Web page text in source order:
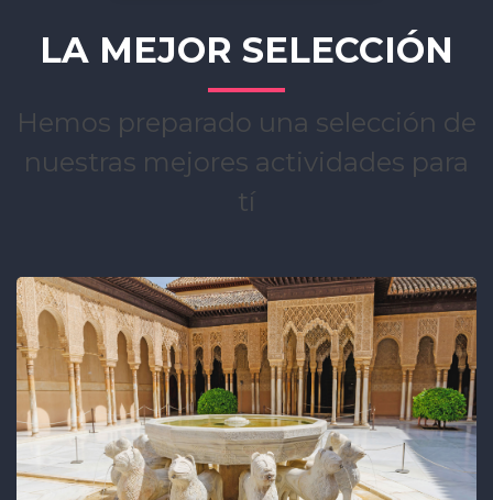
LA MEJOR SELECCIÓN
Hemos preparado una selección de
nuestras mejores actividades para
tí